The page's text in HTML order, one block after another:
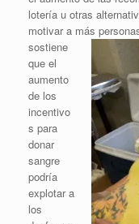
lotería u otras
motivar a más
sostiene
que el
aumento
de los
incentivo
s para
donar
sangre
podría
explotar a
los